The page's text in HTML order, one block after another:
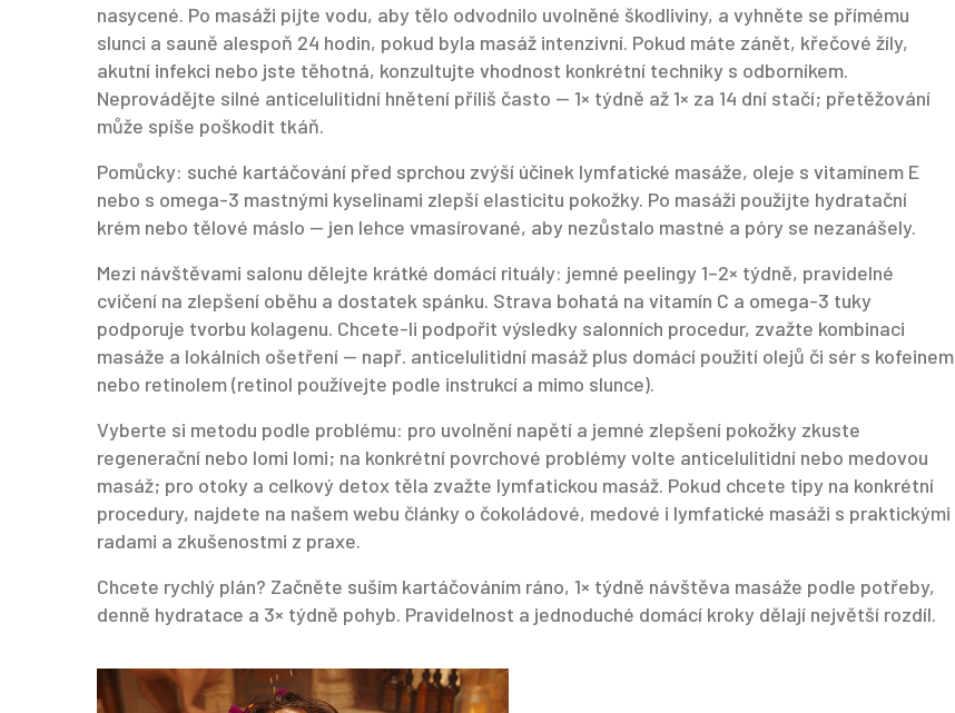
nasycené. Po masáži pijte vodu, aby tělo odvodnilo uvolněné škodliviny, a vyhněte se přímému
slunci a sauně alespoň 24 hodin, pokud byla masáž intenzivní. Pokud máte zánět, křečové žíly,
akutní infekci nebo jste těhotná, konzultujte vhodnost konkrétní techniky s odborníkem.
Neprovádějte silné anticelulitidní hnětení příliš často — 1× týdně až 1× za 14 dní stačí; přetěžování
může spíše poškodit tkáň.
Pomůcky: suché kartáčování před sprchou zvýší účinek lymfatické masáže, oleje s vitamínem E
nebo s omega-3 mastnými kyselinami zlepší elasticitu pokožky. Po masáži použijte hydratační
krém nebo tělové máslo — jen lehce vmasírované, aby nezůstalo mastné a póry se nezanášely.
Mezi návštěvami salonu dělejte krátké domácí rituály: jemné peelingy 1–2× týdně, pravidelné
cvičení na zlepšení oběhu a dostatek spánku. Strava bohatá na vitamín C a omega-3 tuky
podporuje tvorbu kolagenu. Chcete-li podpořit výsledky salonních procedur, zvažte kombinaci
masáže a lokálních ošetření — např. anticelulitidní masáž plus domácí použití olejů či sér s kofeinem
nebo retinolem (retinol používejte podle instrukcí a mimo slunce).
Vyberte si metodu podle problému: pro uvolnění napětí a jemné zlepšení pokožky zkuste
regenerační nebo lomi lomi; na konkrétní povrchové problémy volte anticelulitidní nebo medovou
masáž; pro otoky a celkový detox těla zvažte lymfatickou masáž. Pokud chcete tipy na konkrétní
procedury, najdete na našem webu články o čokoládové, medové i lymfatické masáži s praktickými
radami a zkušenostmi z praxe.
Chcete rychlý plán? Začněte suším kartáčováním ráno, 1× týdně návštěva masáže podle potřeby,
denně hydratace a 3× týdně pohyb. Pravidelnost a jednoduché domácí kroky dělají největší rozdíl.